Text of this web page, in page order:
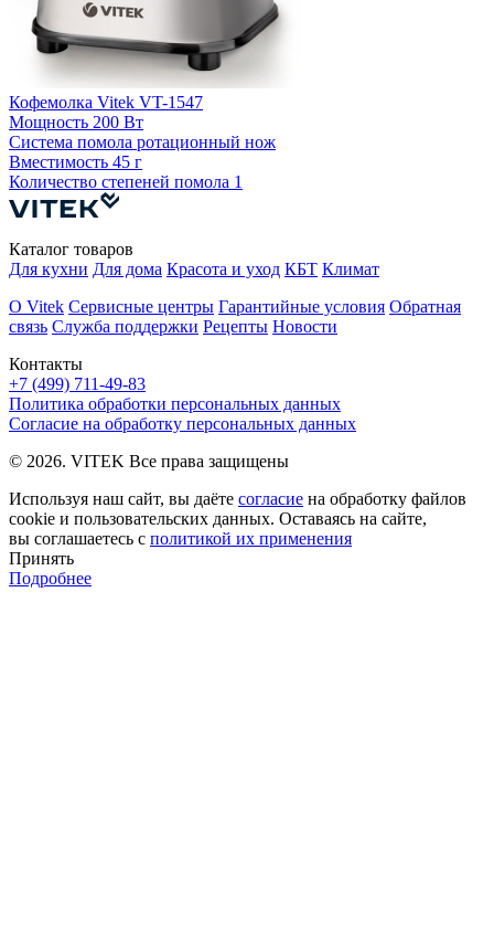
Кофемолка Vitek VT-1547
Мощность 200 Вт
Система помола ротационный нож
Вместимость 45 г
Количество степеней помола 1
Контакты
+7 (499) 711-49-83
Каталог товаров
Для кухни Для дома Красота и уход КБТ Климат
О Vitek Сервисные центры Гарантийные условия Обратная
связь Служба поддержки Рецепты Новости
Политика обработки персональных данных
Согласие на обработку персональных данных
© 2026. VITEK Все права защищены
Используя наш сайт, вы даёте согласие на обработку файлов
cookie и пользовательских данных. Оставаясь на сайте,
вы соглашаетесь с политикой их применения
Принять
Подробнее